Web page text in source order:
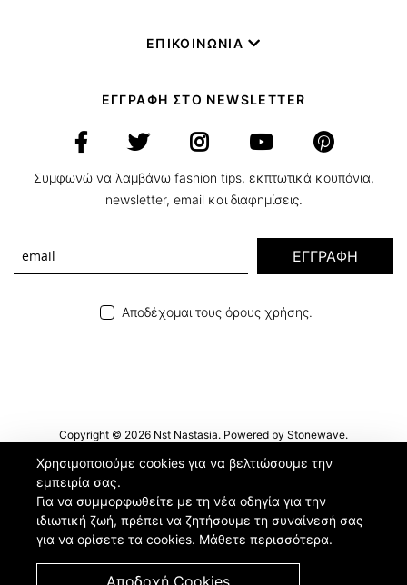
Χρησιμοποιούμε cookies για να βελτιώσουμε την
εμπειρία σας.
Για να συμμορφωθείτε με τη νέα οδηγία για την
ιδιωτική ζωή, πρέπει να ζητήσουμε τη συναίνεσή σας
για να ορίσετε τα cookies. Μάθετε περισσότερα.
Αποδοχή Cookies
ΕΠΙΚΟΙΝΩΝΙΑ
ΕΓΓΡΑΦΗ ΣΤΟ NEWSLETTER
Συμφωνώ να λαμβάνω fashion tips, εκπτωτικά κουπόνια,
newsletter, email και διαφημίσεις.
ΕΓΓΡΑΦΗ
Αποδέχομαι τους όρους χρήσης.
Copyright © 2026 Nst Nastasia. Powered by Stonewave.